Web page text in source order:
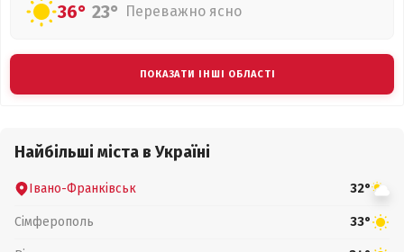
36° 23° Переважно ясно
ПОКАЗАТИ ІНШІ ОБЛАСТІ
Найбільші міста в Україні
Івано-Франківськ 32°
Сімферополь 33°